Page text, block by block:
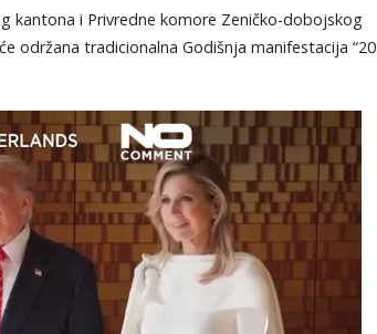
kantona i Privredne komore Zeničko-dobojskog
održana tradicionalna Godišnja manifestacija “20